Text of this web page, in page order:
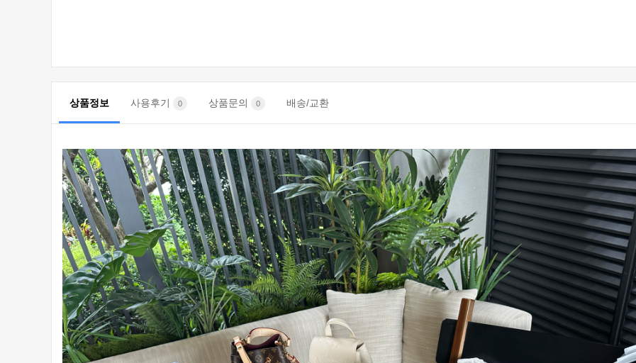
상품정보 사용후기 0 상품문의 0 배송/교환